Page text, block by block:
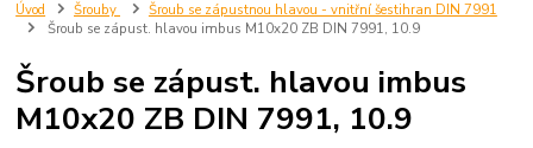
Úvod Šrouby
Šroub se zápustnou hlavou - vnitřní šestihran DIN 7991
Šroub se zápust. hlavou imbus M10x20 ZB DIN 7991, 10.9
Šroub se zápust. hlavou imbus
M10x20 ZB DIN 7991, 10.9